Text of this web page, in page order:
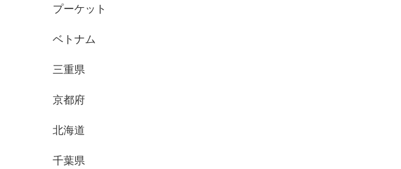
プーケット
ベトナム
三重県
京都府
北海道
千葉県